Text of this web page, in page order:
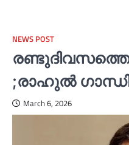
NEWS POST
;രാഹുല്‍
March 6, 2026